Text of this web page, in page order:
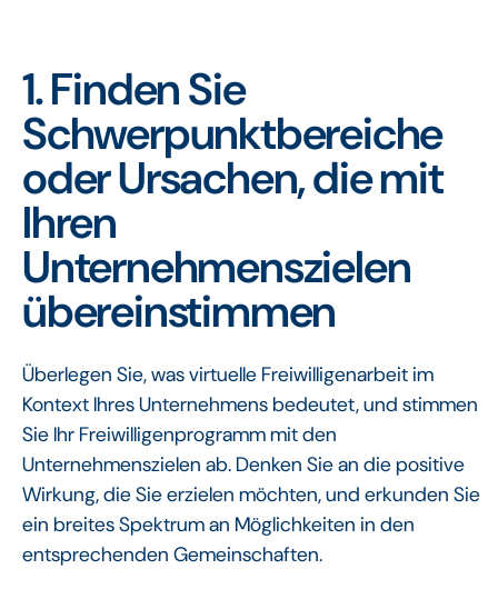
‍1. Finden Sie
Schwerpunktbereiche
oder Ursachen, die mit
Ihren
Unternehmenszielen
übereinstimmen
Überlegen Sie, was virtuelle Freiwilligenarbeit im
Kontext Ihres Unternehmens bedeutet, und stimmen
Sie Ihr Freiwilligenprogramm mit den
Unternehmenszielen ab. Denken Sie an die positive
Wirkung, die Sie erzielen möchten, und erkunden Sie
ein breites Spektrum an Möglichkeiten in den
entsprechenden Gemeinschaften.